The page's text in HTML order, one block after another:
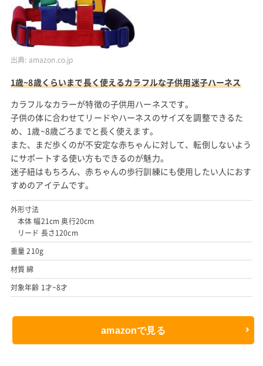
出典: amazon.co.jp
1歳~8歳くらいまで長く使えるカラフルな子供用迷子ハーネス
カラフルなカラーが特徴の子供用ハーネスです。
子供の体に合わせてリードやハーネスのサイズを調整できるた
め、1歳~8歳ごろまでと長く使えます。
また、まだ歩くのが不安定な赤ちゃんに対して、転倒しないよう
にサポートする使い方もできるのが魅力。
迷子紐はもちろん、赤ちゃんの歩行訓練にも使用したい人におす
すめのアイテムです。
外形寸法
本体 幅21cm 奥行20cm
リード 長さ120cm
重量 210g
材質 綿
対象年齢 1才~8才
amazonで見る